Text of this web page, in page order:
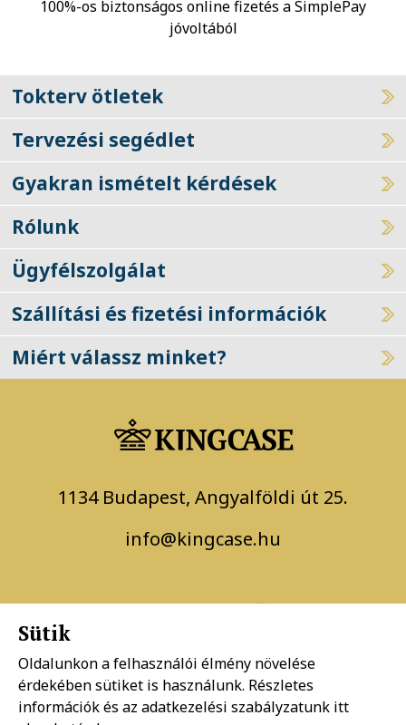
jóvoltából
Tokterv ötletek
Tervezési segédlet
Gyakran ismételt kérdések
Rólunk
Ügyfélszolgálat
Szállítási és fizetési információk
Miért válassz minket?
1134 Budapest, Angyalföldi út 25.
info@kingcase.hu
Adatkezelési szabályzat
Sütik
Oldalunkon a felhasználói élmény növelése
érdekében sütiket is használunk. Részletes
információk és az adatkezelési szabályzatunk itt